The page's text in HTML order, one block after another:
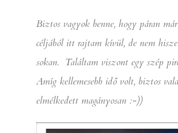
Biztos vagyok benne, hogy páran
céljából itt rajtam kívül, de nem
sokan. Találtam viszont egy szép
Amíg kellemesebb idő volt, biztos
elmélkedett magányosan :-))